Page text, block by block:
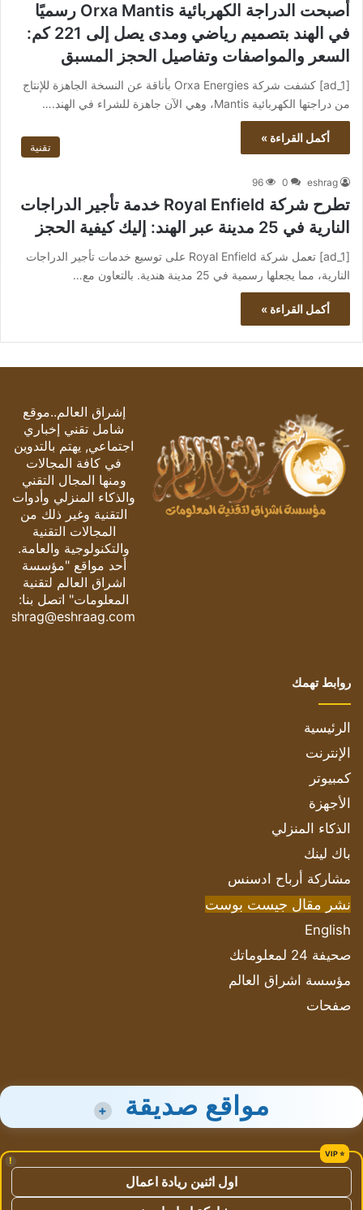
أصبحت الدراجة الكهربائية Orxa Mantis رسميًا
في الهند بتصميم رياضي ومدى يصل إلى 221 كم:
السعر والمواصفات وتفاصيل الحجز المسبق
[ad_1] كشفت شركة Orxa Energies بأناقة عن النسخة الجاهزة للإنتاج
من دراجتها الكهربائية Mantis، وهي الآن جاهزة للشراء في الهند.…
أكمل القراءة »
تقنية
eshrag
0
96
تطرح شركة Royal Enfield خدمة تأجير الدراجات
النارية في 25 مدينة عبر الهند: إليك كيفية الحجز
[ad_1] تعمل شركة Royal Enfield على توسيع خدمات تأجير الدراجات
النارية، مما يجعلها رسمية في 25 مدينة هندية. بالتعاون مع…
أكمل القراءة »
إشراق العالم..موقع
شامل تقني إخباري
اجتماعي, يهتم بالتدوين
في كافة المجالات
ومنها المجال التقني
والذكاء المنزلي وأدوات
التقنية وغير ذلك من
المجالات التقنية
والتكنولوجية والعامة.
أحد مواقع "مؤسسة
اشراق العالم لتقنية
المعلومات" اتصل بنا:
eshrag@eshraag.com
روابط تهمك
الرئيسية
الإنترنت
كمبيوتر
الأجهزة
الذكاء المنزلي
باك لينك
مشاركة أرباح ادسنس
نشر مقال جيست بوست
English
صحيفة 24 لمعلوماتك
مؤسسة اشراق العالم
صفحات
مواقع صديقة +
!
اول اثنين ريادة اعمال